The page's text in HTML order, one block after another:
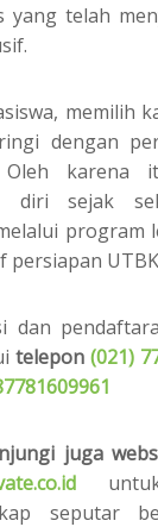
yang telah
memilih
dengan
Oleh karena
diri sejak
program
dan
telepon (021)
juga
untuk
seputar